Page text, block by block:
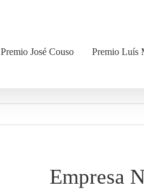
Premio José Couso Premio Luís
Empresa